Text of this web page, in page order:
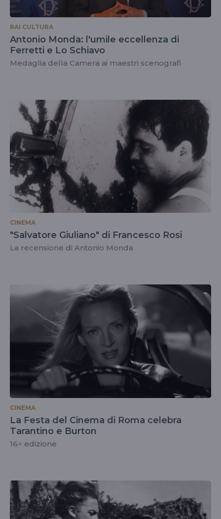
RAI CULTURA
Antonio Monda: l'umile eccellenza di
Ferretti e Lo Schiavo
Medaglia della Camera ai maestri scenografi
CINEMA
"Salvatore Giuliano" di Francesco Rosi
La recensione di Antonio Monda
CINEMA
La Festa del Cinema di Roma celebra
Tarantino e Burton
16^ edizione